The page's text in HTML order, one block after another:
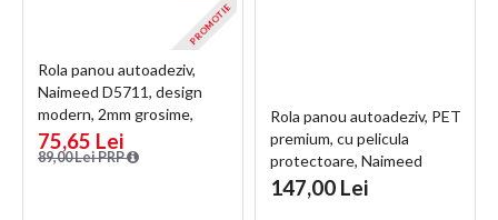
PROMOTIE
Rola panou autoadeziv,
Naimeed D5711, design
modern, 2mm grosime,
60x300cm, Galben
75,65 Lei
89,00 Lei PRP
Rola panou autoadeziv, PET
premium, cu pelicula
protectoare, Naimeed
D7401, design modern,
2.5mm grosime, 120x280cm,
147,00 Lei